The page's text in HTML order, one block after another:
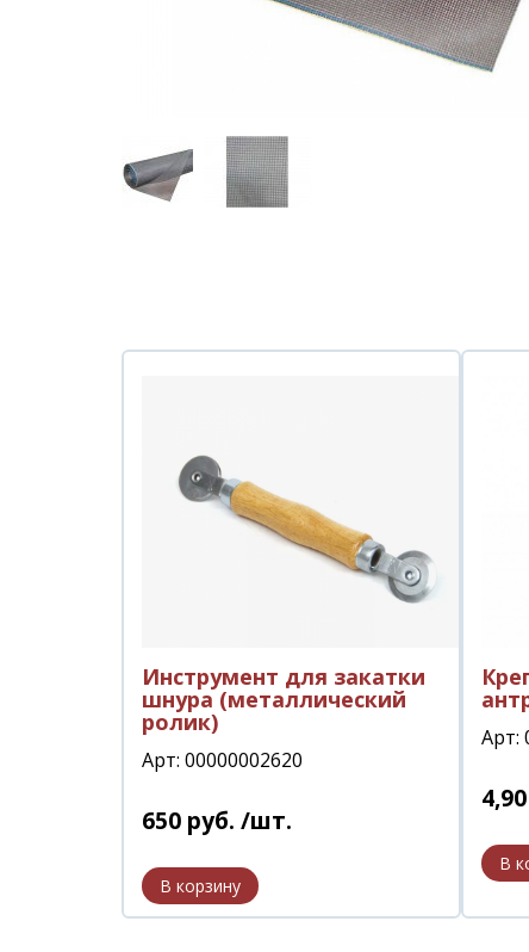
Инструмент для закатки
шнура (металлический
ролик)
Арт: 00000002620
650 руб. /шт.
Арт:
4,90